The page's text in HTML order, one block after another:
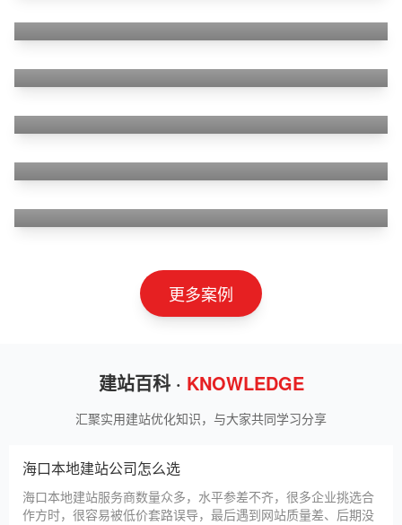
更多案例
建站百科 · KNOWLEDGE
汇聚实用建站优化知识，与大家共同学习分享
海口本地建站公司怎么选
海口本地建站服务商数量众多，水平参差不齐，很多企业挑选合
作方时，很容易被低价套路误导，最后遇到网站质量差、后期没